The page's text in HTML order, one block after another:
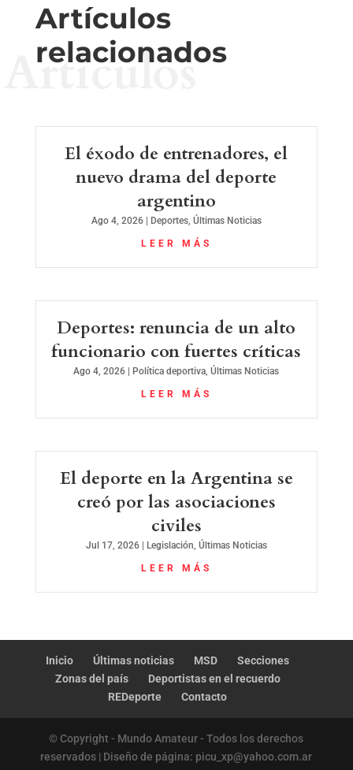
Artículos
relacionados
Artículos
El éxodo de entrenadores, el
nuevo drama del deporte
argentino
Ago 4, 2026| Deportes, Últimas Noticias
LEER MÁS
Deportes: renuncia de un alto
funcionario con fuertes críticas
Ago 4, 2026 Política deportiva,Últimas Noticias
LEER MÁS
El deporte en la Argentina se
creó por las asociaciones
civiles
Jul 17, 2026| Legislación, Últimas Noticias
LEER MÁS
Inicio Últimas noticias MSD
Secciones
Zonas del país
Deportistas en el recuerdo
REDeporte
Contacto
© Copyright - Mundo Amateur - Todos los derechos
reservados | Diseño de página: picu_xp@yahoo.com.ar